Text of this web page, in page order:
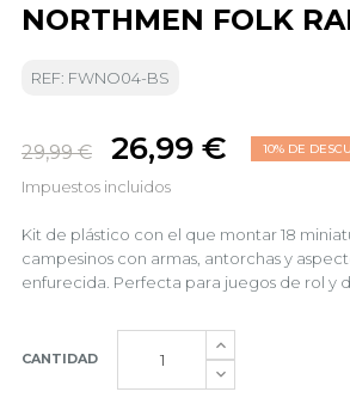
NORTHMEN FOLK
REF: FWNO04-BS
29,99 € 26,99 € 10% DE
Impuestos incluidos
Kit de plástico con el que montar 18
campesinos con armas, antorchas y
enfurecida. Perfecta para juegos de rol y
CANTIDAD